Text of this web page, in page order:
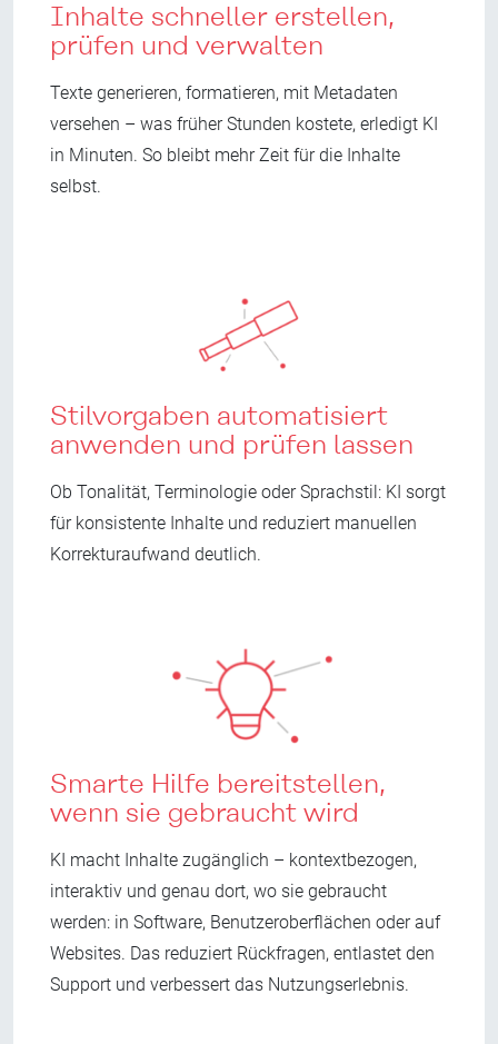
Inhalte schneller erstellen,
prüfen und verwalten
Texte generieren, formatieren, mit Metadaten
versehen – was früher Stunden kostete, erledigt KI
in Minuten. So bleibt mehr Zeit für die Inhalte
selbst.
Stilvorgaben automatisiert
anwenden und prüfen lassen
Ob Tonalität, Terminologie oder Sprachstil: KI sorgt
für konsistente Inhalte und reduziert manuellen
Korrekturaufwand deutlich.
Smarte Hilfe bereitstellen,
wenn sie gebraucht wird
KI macht Inhalte zugänglich – kontextbezogen,
interaktiv und genau dort, wo sie gebraucht
werden: in Software, Benutzeroberflächen oder auf
Websites. Das reduziert Rückfragen, entlastet den
Support und verbessert das Nutzungserlebnis.